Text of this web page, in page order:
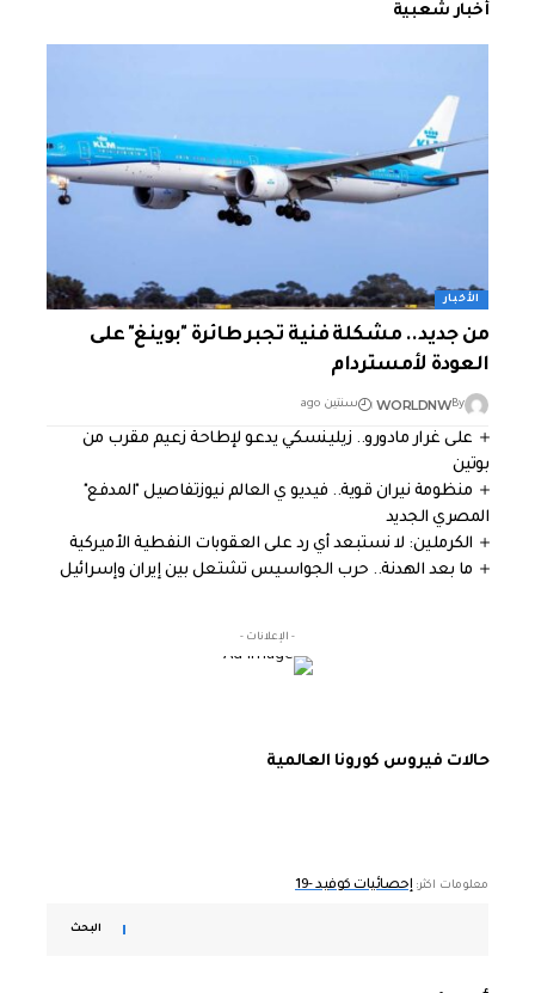
أخبار شعبية
الأخبار
من جديد.. مشكلة فنية تجبر طائرة "بوينغ" على
العودة لأمستردام
By
WORLDNW سنتين ago
على غرار مادورو.. زيلينسكي يدعو لإطاحة زعيم مقرب من
بوتين
منظومة نيران قوية.. فيديو ي العالم نيوزتفاصيل "المدفع"
المصري الجديد
الكرملين: لا نستبعد أي رد على العقوبات النفطية الأميركية
ما بعد الهدنة.. حرب الجواسيس تشتعل بين إيران وإسرائيل
- الإعلانات -
حالات فيروس كورونا العالمية
معلومات اكثر: إحصائيات كوفيد -19
البحث